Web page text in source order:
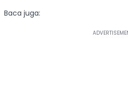
Baca juga: